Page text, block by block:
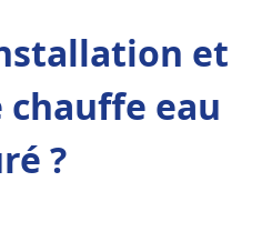
et
chauffe eau
?